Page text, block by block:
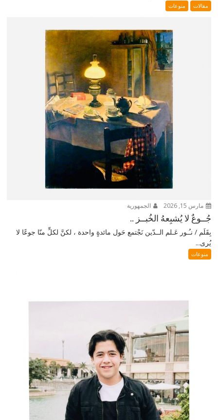
مقالات منوعات
مارس 15, 2026 الجمهورية
جُــوعٌ لا يُشبِعهُ الخُبــز ..
بِقَلَم / نـُـور عَـلم الــدّين نَجْتمع حَول مائدةٍ واحدة ، لكنَّ لكلٍّ منّا جوعًا لا
يُرى...
منوعات